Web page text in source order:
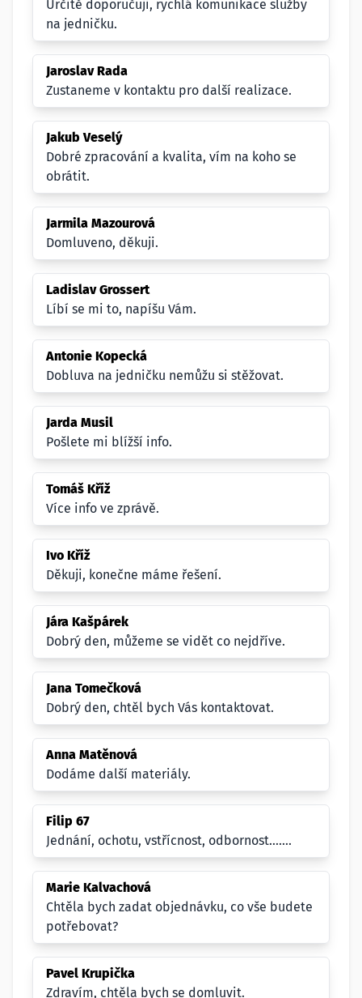
Určitě doporučuji, rychlá komunikace služby
na jedničku.
Jaroslav Rada
Zustaneme v kontaktu pro další realizace.
Jakub Veselý
Dobré zpracování a kvalita, vím na koho se
obrátit.
Jarmila Mazourová
Domluveno, děkuji.
Ladislav Grossert
Líbí se mi to, napíšu Vám.
Antonie Kopecká
Dobluva na jedničku nemůžu si stěžovat.
Jarda Musil
Pošlete mi blížší info.
Tomáš Kříž
Více info ve zprávě.
Ivo Kříž
Děkuji, konečne máme řešení.
Jára Kašpárek
Dobrý den, můžeme se vidět co nejdříve.
Jana Tomečková
Dobrý den, chtěl bych Vás kontaktovat.
Anna Matěnová
Dodáme další materiály.
Filip 67
Jednání, ochotu, vstřícnost, odbornost.......
Marie Kalvachová
Chtěla bych zadat objednávku, co vše budete
potřebovat?
Pavel Krupička
Zdravím, chtěla bych se domluvit.